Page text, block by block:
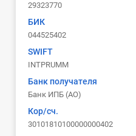
29323770
БИК
044525402
SWIFT
INTPRUMM
Банк получателя
Банк ИПБ (АО)
Кор/сч.
30101810100000000402